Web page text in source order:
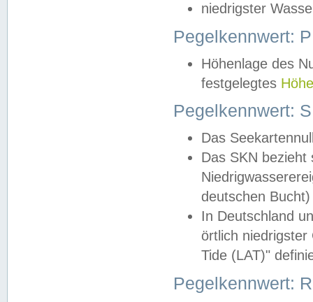
niedrigster
Pegelkennwert:
Höhenlage des
festgelegtes
Pegelkennwert:
Das
Das SKN
deutschen
In Deutschland
örtlich
Tide (LAT)"
Pegelkennwert: